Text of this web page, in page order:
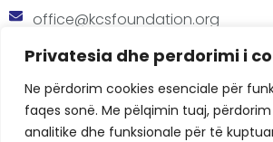
Privatesia dhe perdorimi i
Ne përdorim cookies esenciale për
faqes sonë. Me pëlqimin tuaj,
analitike dhe funksionale për të
office@kcsfoundation.org
Besa Imami, Lam A, H1, Kat.12, nr. 65-
Orari
8:00 AM - 4:00 PM